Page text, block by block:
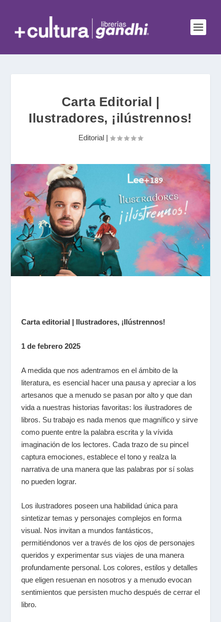
Carta Editorial |
Ilustradores, ¡ilústrennos!
Editorial |
Carta editorial | Ilustradores, ¡Ilústrennos!
1 de febrero 2025
A medida que nos adentramos en el ámbito de la
literatura, es esencial hacer una pausa y apreciar a los
artesanos que a menudo se pasan por alto y que dan
vida a nuestras historias favoritas: los ilustradores de
libros. Su trabajo es nada menos que magnífico y sirve
como puente entre la palabra escrita y la vívida
imaginación de los lectores. Cada trazo de su pincel
captura emociones, establece el tono y realza la
narrativa de una manera que las palabras por sí solas
no pueden lograr.
Los ilustradores poseen una habilidad única para
sintetizar temas y personajes complejos en forma
visual. Nos invitan a mundos fantásticos,
permitiéndonos ver a través de los ojos de personajes
queridos y experimentar sus viajes de una manera
profundamente personal. Los colores, estilos y detalles
que eligen resuenan en nosotros y a menudo evocan
sentimientos que persisten mucho después de cerrar el
libro.